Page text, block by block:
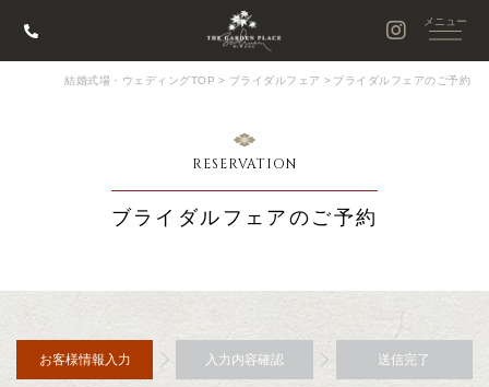
結婚式場・ウェディングTOP > ブライダルフェア > ブライダルフェアのご予約
RESERVATION
ブライダルフェアのご予約
お客様情報入力 入力内容確認 送信完了